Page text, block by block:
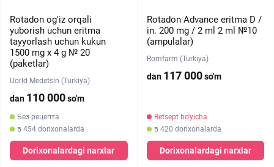
Rotadon og'iz orqali
yuborish uchun eritma
tayyorlash uchun kukun
1500 mg x 4 g № 20
(paketlar)
Uorld Medetsin (Turkiya)
dan 110 000so'm
Без рецепта
в 454 dorixonalarda
Dorixonalardagi narxlar
Rotadon Advance eritma D /
in. 200 mg / 2 ml 2 ml №10
(ampulalar)
Romfarm (Turkiya)
dan 117 000so'm
Retsept bo'yicha
в 420 dorixonalarda
Dorixonalardagi narxlar